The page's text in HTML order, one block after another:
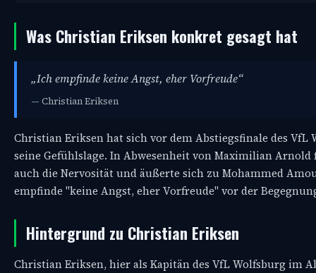
Was Christian Eriksen konkret gesagt hat
„Ich empfinde keine Angst, eher Vorfreude“
— Christian Eriksen
Christian Eriksen hat sich vor dem Abstiegsfinale des VfL
seine Gefühlslage. In Abwesenheit von Maximilian
auch die Nervosität und äußerte sich zu Mohammed
empfinde "keine Angst, eher Vorfreude" vor der
Hintergrund zu Christian Eriksen
Christian Eriksen, hier als Kapitän des VfL Wolfsburg im